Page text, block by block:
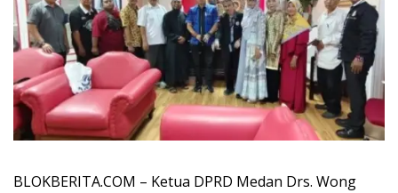
BLOKBERITA.COM – Ketua DPRD Medan Drs. Wong